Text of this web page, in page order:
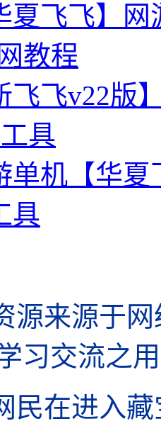
夏飞飞】
教程
飞飞v22版
具
单机【华
具
源来源于
习交流之
民在进入